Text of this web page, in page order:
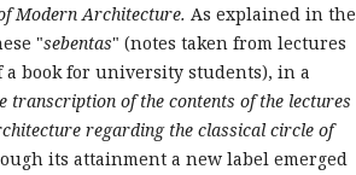
Modern Architecture. As explained in the
"sebentas" (notes taken from lectures
book for university students), in a
transcription of the contents of the lectures
regarding the classical circle of
its attainment a new label emerged